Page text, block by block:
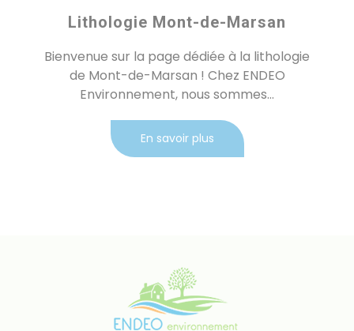
Lithologie Mont-de-Marsan
Bienvenue sur la page dédiée à la lithologie
de Mont-de-Marsan ! Chez ENDEO
Environnement, nous sommes...
En savoir plus